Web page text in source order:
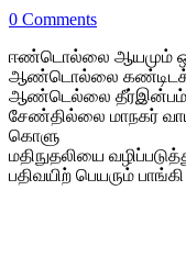
0 Comments
ஈண்டொல்லை ஆயமும்
ஆண்டொல்லை கண்டிடக்
ஆண்டெல்லை தீர்இன்பம்
சேண்தில்லை மாநகர்
கொளு
மதிநுதலியை
பதிவயிற் பெயரும்